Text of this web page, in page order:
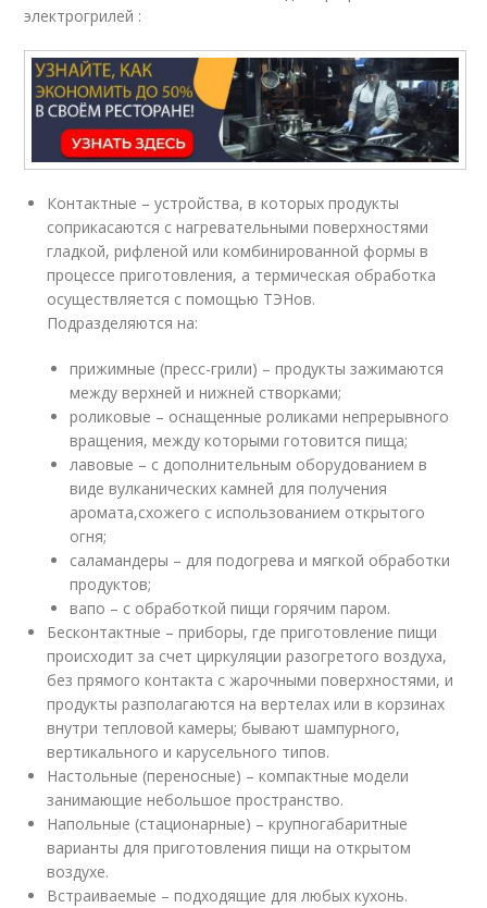
электрогрилей :
Контактные – устройства, в которых продукты
соприкасаются с нагревательными поверхностями
гладкой, рифленой или комбинированной формы в
процессе приготовления, а термическая обработка
осуществляется с помощью ТЭНов.
Подразделяются на:
прижимные (пресс-грили) – продукты зажимаются
между верхней и нижней створками;
роликовые – оснащенные роликами непрерывного
вращения, между которыми готовится пища;
лавовые – с дополнительным оборудованием в
виде вулканических камней для получения
аромата,схожего с использованием открытого
огня;
саламандеры – для подогрева и мягкой обработки
продуктов;
вапо – с обработкой пищи горячим паром.
Бесконтактные – приборы, где приготовление пищи
происходит за счет циркуляции разогретого воздуха,
без прямого контакта с жарочными поверхностями, и
продукты разполагаются на вертелах или в корзинах
внутри тепловой камеры; бывают шампурного,
вертикального и карусельного типов.
Настольные (переносные) – компактные модели
занимающие небольшое пространство.
Напольные (стационарные) – крупногабаритные
варианты для приготовления пищи на открытом
воздухе.
Встраиваемые – подходящие для любых кухонь.